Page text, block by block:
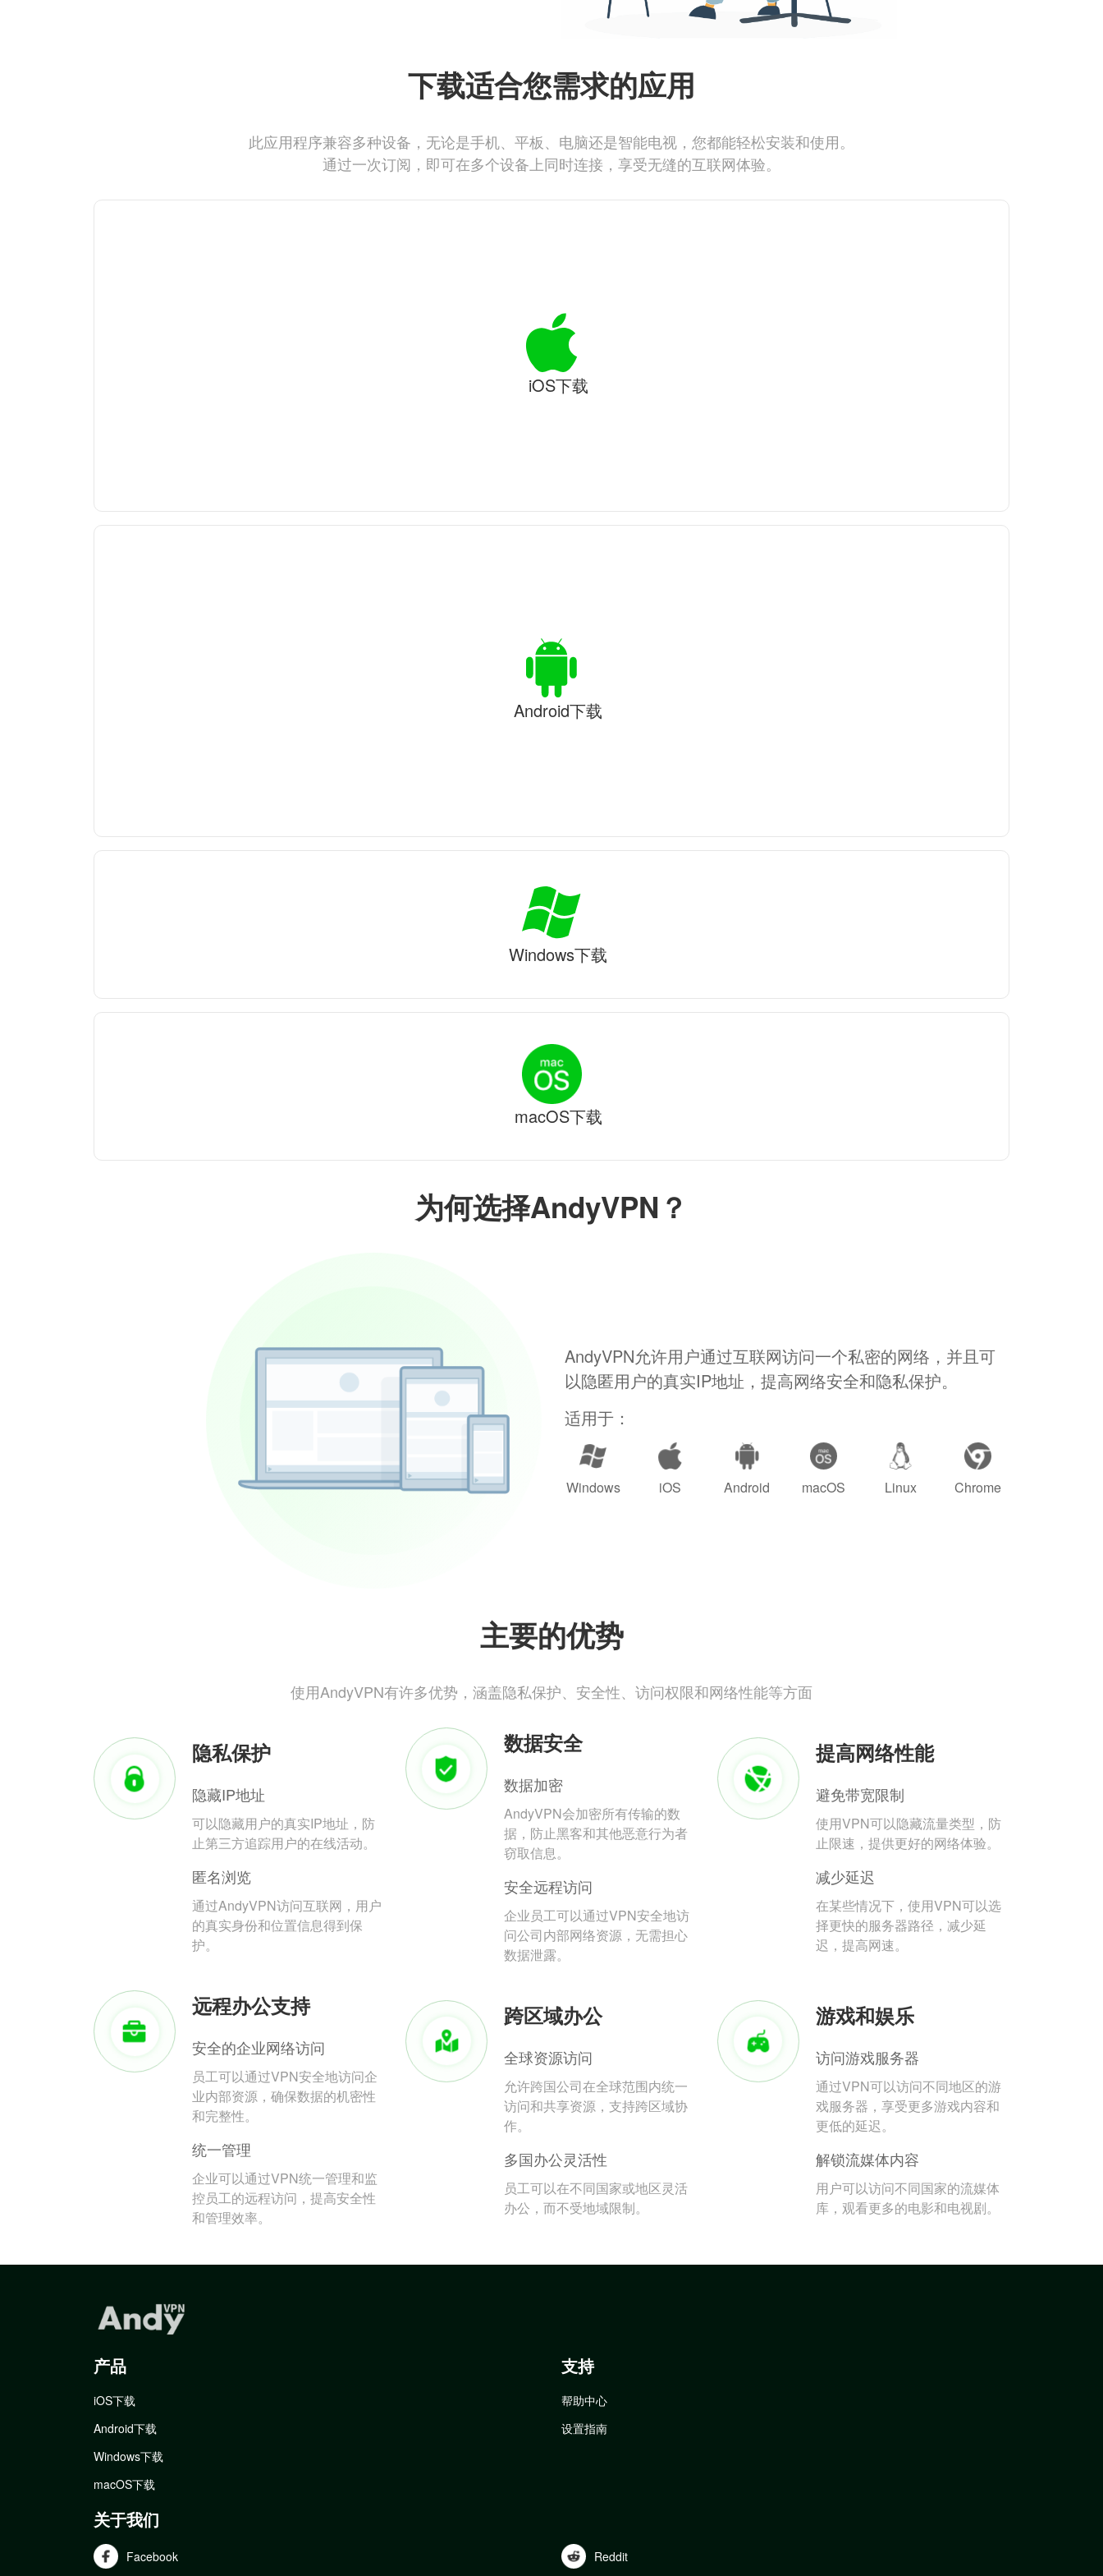
为何选择AndyVPN？
AndyVPN允许用户通过互联网访问一个私密的网络，并且可
以隐匿用户的真实IP地址，提高网络安全和隐私保护。
适用于：
Windows iOS Android macOS Linux Chrome
主要的优势
使用AndyVPN有许多优势，涵盖隐私保护、安全性、访问权限和网络性能等方面
隐私保护
隐藏IP地址
可以隐藏用户的真实IP地址，防
止第三方追踪用户的在线活动。
匿名浏览
通过AndyVPN访问互联网，用户
的真实身份和位置信息得到保
护。
数据安全
数据加密
AndyVPN会加密所有传输的数
据，防止黑客和其他恶意行为者
窃取信息。
安全远程访问
企业员工可以通过VPN安全地访
问公司内部网络资源，无需担心
数据泄露。
提高网络性能
避免带宽限制
使用VPN可以隐藏流量类型，防
止限速，提供更好的网络体验。
减少延迟
在某些情况下，使用VPN可以选
择更快的服务器路径，减少延
迟，提高网速。
远程办公支持
安全的企业网络访问
员工可以通过VPN安全地访问企
业内部资源，确保数据的机密性
和完整性。
统一管理
企业可以通过VPN统一管理和监
控员工的远程访问，提高安全性
和管理效率。
跨区域办公
全球资源访问
允许跨国公司在全球范围内统一
访问和共享资源，支持跨区域协
作。
多国办公灵活性
员工可以在不同国家或地区灵活
办公，而不受地域限制。
游戏和娱乐
访问游戏服务器
通过VPN可以访问不同地区的游
戏服务器，享受更多游戏内容和
更低的延迟。
解锁流媒体内容
用户可以访问不同国家的流媒体
库，观看更多的电影和电视剧。
下载适合您需求的应用
此应用程序兼容多种设备，无论是手机、平板、电脑还是智能电视，您都能轻松安装和使用。
通过一次订阅，即可在多个设备上同时连接，享受无缝的互联网体验。
iOS下载
Android下载
Windows下载
macOS下载
产品
iOS下载
Android下载
Windows下载
macOS下载
支持
帮助中心
设置指南
关于我们
Facebook Reddit